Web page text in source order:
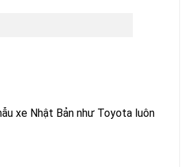
xe Nhật Bản như Toyota luôn